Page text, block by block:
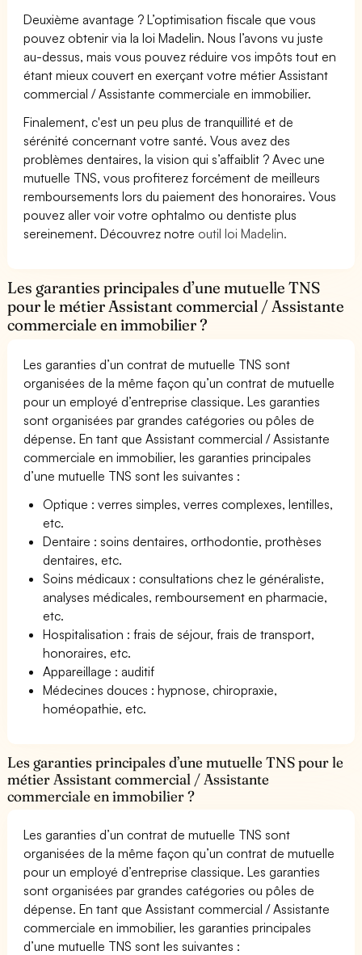
Deuxième avantage ? L’optimisation fiscale que vous
pouvez obtenir via la loi Madelin. Nous l’avons vu juste
au-dessus, mais vous pouvez réduire vos impôts tout en
étant mieux couvert en exerçant votre métier Assistant
commercial / Assistante commerciale en immobilier.
Finalement, c'est un peu plus de tranquillité et de
sérénité concernant votre santé. Vous avez des
problèmes dentaires, la vision qui s’affaiblit ? Avec une
mutuelle TNS, vous profiterez forcément de meilleurs
remboursements lors du paiement des honoraires. Vous
pouvez aller voir votre ophtalmo ou dentiste plus
sereinement. Découvrez notre outil loi Madelin.
Les garanties principales d’une mutuelle TNS
pour le métier Assistant commercial / Assistante
commerciale en immobilier ?
Les garanties d’un contrat de mutuelle TNS sont
organisées de la même façon qu’un contrat de mutuelle
pour un employé d’entreprise classique. Les garanties
sont organisées par grandes catégories ou pôles de
dépense. En tant que Assistant commercial / Assistante
commerciale en immobilier, les garanties principales
d’une mutuelle TNS sont les suivantes :
Optique : verres simples, verres complexes, lentilles,
etc.
Dentaire : soins dentaires, orthodontie, prothèses
dentaires, etc.
Soins médicaux : consultations chez le généraliste,
analyses médicales, remboursement en pharmacie,
etc.
Hospitalisation : frais de séjour, frais de transport,
honoraires, etc.
Appareillage : auditif
Médecines douces : hypnose, chiropraxie,
homéopathie, etc.
Les garanties principales d’une mutuelle TNS pour le
métier Assistant commercial / Assistante
commerciale en immobilier ?
Les garanties d’un contrat de mutuelle TNS sont
organisées de la même façon qu’un contrat de mutuelle
pour un employé d’entreprise classique. Les garanties
sont organisées par grandes catégories ou pôles de
dépense. En tant que Assistant commercial / Assistante
commerciale en immobilier, les garanties principales
d’une mutuelle TNS sont les suivantes :